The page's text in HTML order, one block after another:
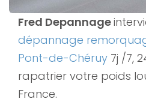
Fred Depannage
dépannage
Pont-de-Chéruy 7j /7,
rapatrier votre poids
France.